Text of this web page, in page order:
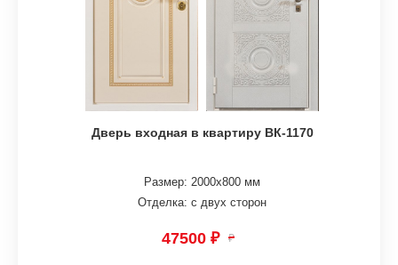
Дверь входная в квартиру ВК-1170
Размер: 2000х800 мм
Отделка: с двух сторон
47500 ₽ ₽